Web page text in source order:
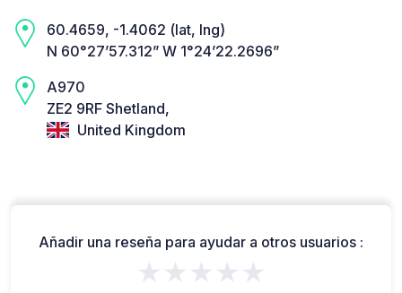
60.4659, -1.4062 (lat, lng)
N 60°27’57.312” W 1°24’22.2696”
A970
ZE2 9RF Shetland,
United Kingdom
Añadir una reseña para ayudar a otros usuarios :
★★★★★